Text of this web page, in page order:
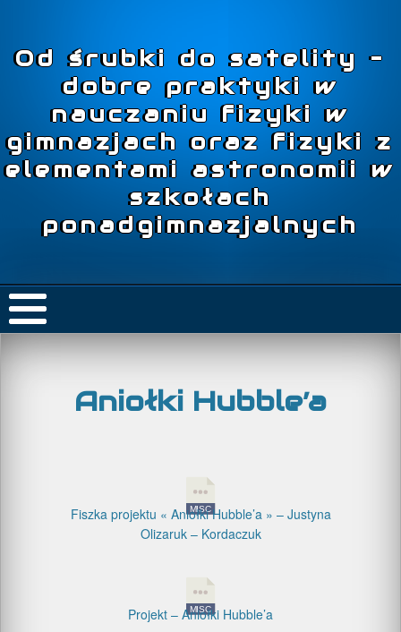
Od śrubki do satelity –
dobre praktyki w
nauczaniu fizyki w
gimnazjach oraz fizyki z
elementami astronomii w
szkołach
ponadgimnazjalnych
Aniołki Hubble’a
Fiszka projektu « Aniołki Hubble’a » – Justyna
Olizaruk – Kordaczuk
Projekt – Aniołki Hubble’a